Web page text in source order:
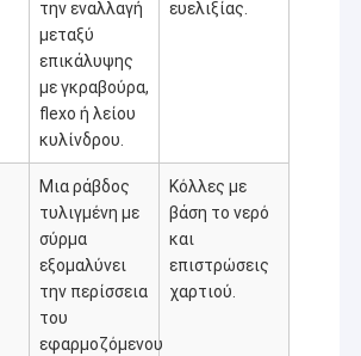
την εναλλαγή
μεταξύ
επικάλυψης
με γκραβούρα,
flexo ή λείου
κυλίνδρου.
ευελιξίας.
Μια ράβδος
τυλιγμένη με
σύρμα
εξομαλύνει
την περίσσεια
του
εφαρμοζόμενου
Κόλλες με
βάση το νερό
και
επιστρώσεις
χαρτιού.